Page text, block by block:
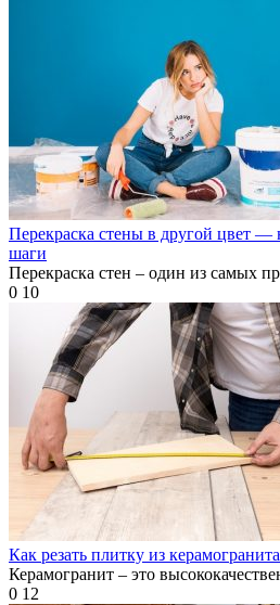
Перекраска стены в другой цвет —
шаги
Перекраска стен – один из самых
0 10
Как резать плитку из
Керамогранит – это
0 12